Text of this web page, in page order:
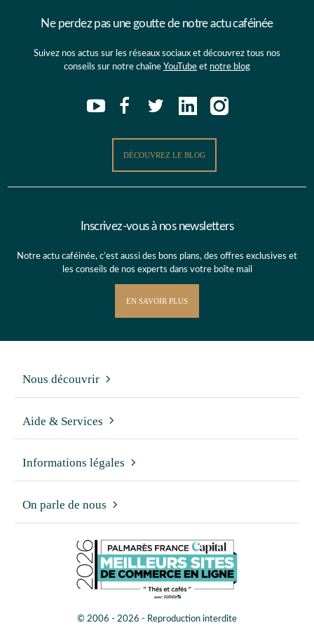
Ne perdez pas une goutte de notre actu caféinée
Suivez nos actus sur les réseaux sociaux et découvrez tous nos
conseils sur notre chaîne YouTube et notre blog
DÉCOUVREZ LE BLOG
Inscrivez-vous à nos newsletters
Notre actu caféinée, c’est aussi des bons plans, des offres exclusives et
les conseils de nos experts dans votre boîte mail
EN SAVOIR PLUS
Nous découvrir
Aide & Services
Informations légales
On parle de nous
© 2006 - 2026 - Reproduction interdite